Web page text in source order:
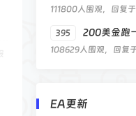
111800人围观，回
395 200美金跑
108629人围观，回
EA更新